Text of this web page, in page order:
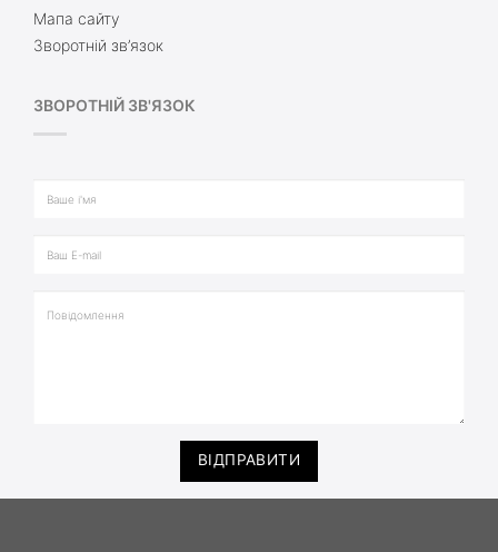
Мапа сайту
Зворотній зв’язок
ЗВОРОТНІЙ ЗВ'ЯЗОК
ВІДПРАВИТИ